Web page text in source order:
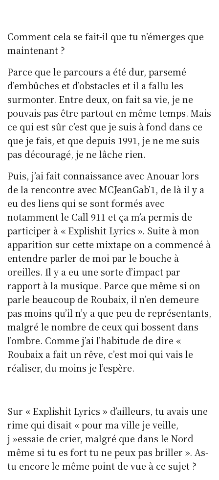
Comment cela se fait-il que tu n’émerges que
maintenant ?
Parce que le parcours a été dur, parsemé
d’embûches et d’obstacles et il a fallu les
surmonter. Entre deux, on fait sa vie, je ne
pouvais pas être partout en même temps. Mais
ce qui est sûr c’est que je suis à fond dans ce
que je fais, et que depuis 1991, je ne me suis
pas découragé, je ne lâche rien.
Puis, j’ai fait connaissance avec Anouar lors
de la rencontre avec MCJeanGab’1, de là il y a
eu des liens qui se sont formés avec
notamment le Call 911 et ça m’a permis de
participer à « Explishit Lyrics ». Suite à mon
apparition sur cette mixtape on a commencé à
entendre parler de moi par le bouche à
oreilles. Il y a eu une sorte d’impact par
rapport à la musique. Parce que même si on
parle beaucoup de Roubaix, il n’en demeure
pas moins qu’il n’y a que peu de représentants,
malgré le nombre de ceux qui bossent dans
l’ombre. Comme j’ai l’habitude de dire «
Roubaix a fait un rêve, c’est moi qui vais le
réaliser, du moins je l’espère.
Sur « Explishit Lyrics » d’ailleurs, tu avais une
rime qui disait « pour ma ville je veille,
j »essaie de crier, malgré que dans le Nord
même si tu es fort tu ne peux pas briller ». As-
tu encore le même point de vue à ce sujet ?